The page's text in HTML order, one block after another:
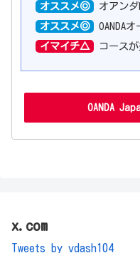
オススメ◎ オアンダ
オススメ◎ OANDA
イマイチ△ コースが
OANDA
x.com
Tweets by vdash104